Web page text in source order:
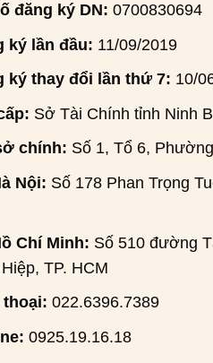
đăng ký DN: 0700830694
ký lần đầu: 11/09/2019
ký thay đổi lần thứ 7: 10/
Sở Tài Chính tỉnh Ninh
chính: Số 1, Tổ 6,
Nội: Số 178 Phan Trọng
Chí Minh: Số 510 đường
TP. HCM
022.6396.7389
0925.19.16.18